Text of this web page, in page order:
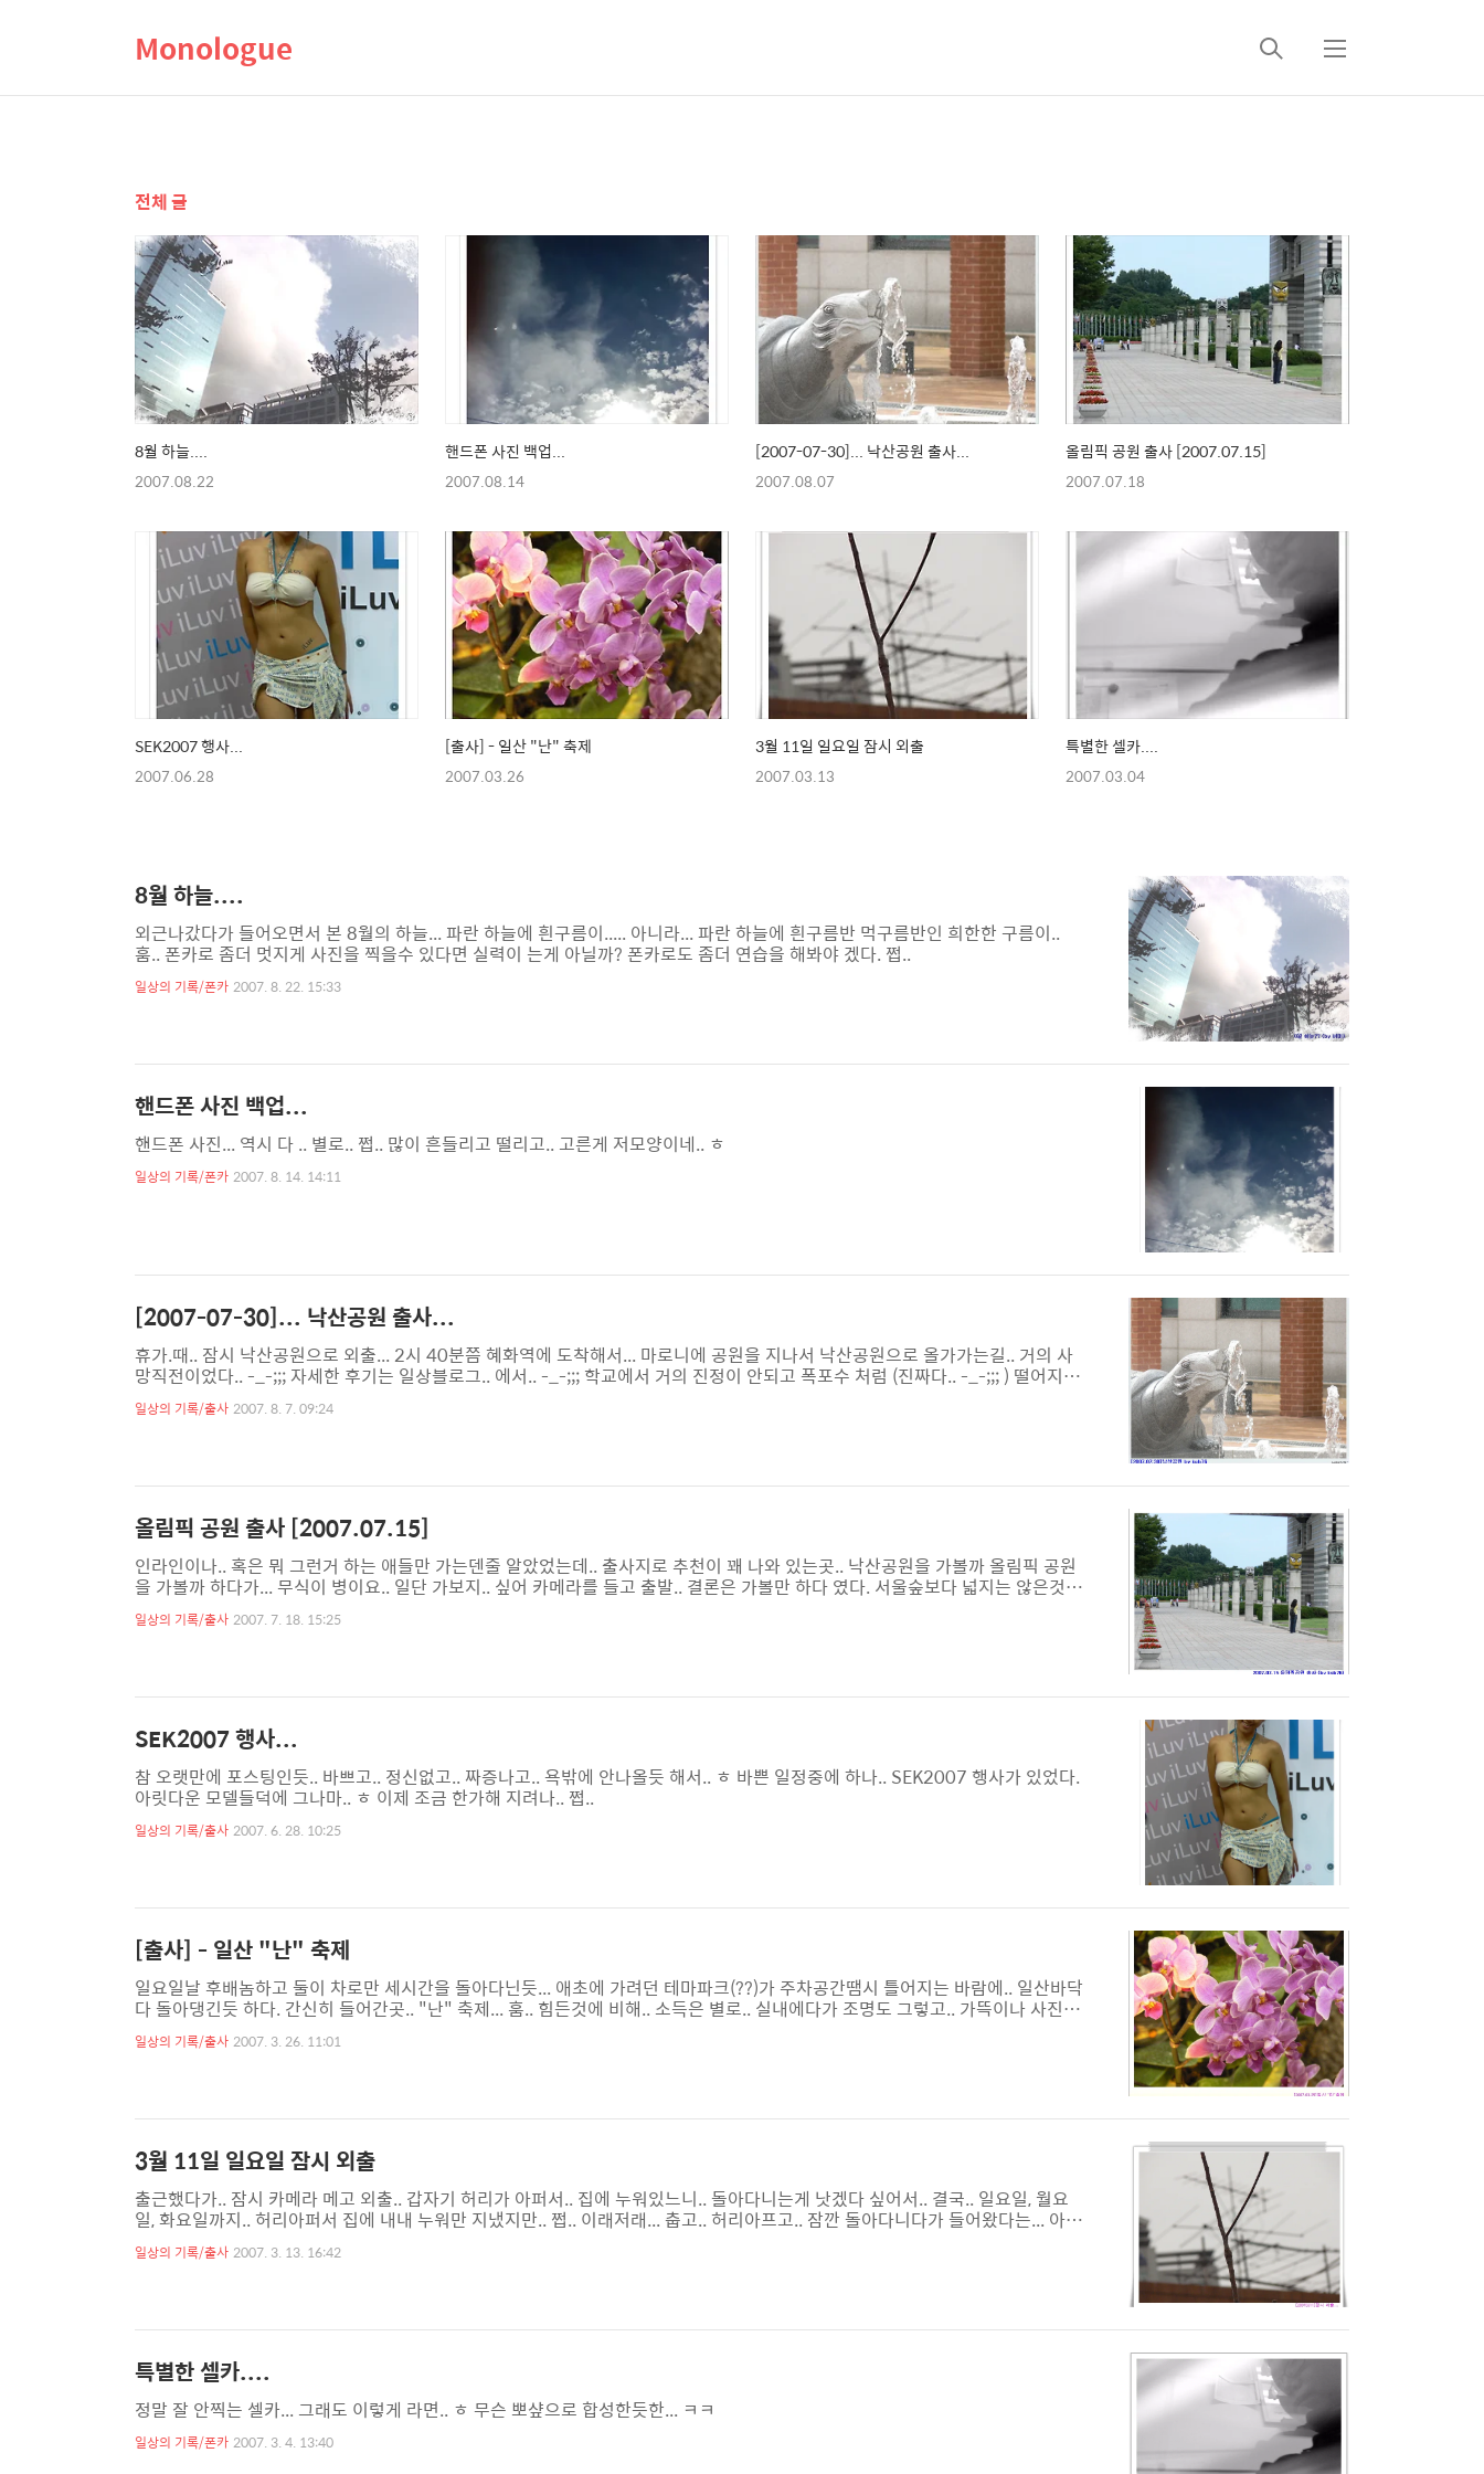
Monologue
검
메
전체 글
8월 하늘....
2007.08.22
핸드폰 사진 백업...
2007.08.14
[2007-07-30]... 낙산공원 출사...
2007.08.07
올림픽 공원 출사 [2007.07.15]
2007.07.18
SEK2007 행사...
2007.06.28
[출사] - 일산 "난" 축제
2007.03.26
3월 11일 일요일 잠시 외출
2007.03.13
특별한 셀카....
2007.03.04
8월 하늘....
외근나갔다가 들어오면서 본 8월의 하늘... 파란 하늘에 흰구름이..... 아니라... 파란 하늘에 흰구름반 먹구름반인 희한한 구름이..
훔.. 폰카로 좀더 멋지게 사진을 찍을수 있다면 실력이 는게 아닐까? 폰카로도 좀더 연습을 해봐야 겠다. 쩝..
일상의 기록/폰카 2007. 8. 22. 15:33
핸드폰 사진 백업...
핸드폰 사진... 역시 다 .. 별로.. 쩝.. 많이 흔들리고 떨리고.. 고른게 저모양이네.. ㅎ
일상의 기록/폰카 2007. 8. 14. 14:11
[2007-07-30]... 낙산공원 출사...
휴가.때.. 잠시 낙산공원으로 외출... 2시 40분쯤 혜화역에 도착해서... 마로니에 공원을 지나서 낙산공원으로 올가가는길.. 거의 사
망직전이었다.. -_-;;; 자세한 후기는 일상블로그.. 에서.. -_-;;; 학교에서 거의 진정이 안되고 폭포수 처럼 (진짜다.. -_-;;; ) 떨어지는
땀좀 식혀 보고자 후배들을 찾았건만.. 이놈들은 농구를.. 훔.. 쿨럭... 음료수 한캔씩 마시고 다시.. 집으로.. 정말 다시는 날더운날 이
짓 안한다. -_-;;;
일상의 기록/출사 2007. 8. 7. 09:24
올림픽 공원 출사 [2007.07.15]
인라인이나.. 혹은 뭐 그런거 하는 애들만 가는덴줄 알았었는데.. 출사지로 추천이 꽤 나와 있는곳.. 낙산공원을 가볼까 올림픽 공원
을 가볼까 하다가... 무식이 병이요.. 일단 가보지.. 싶어 카메라를 들고 출발.. 결론은 가볼만 하다 였다. 서울숲보다 넓지는 않은것
같지만... 꽤 넓어서 남4문으로 들어갔다가 한바퀴 도는데 중간쯤 가다가 포기할뻔 했다. 그냥 연인끼리 산책겸 놀러가기 좋은 곳이
라는 생각에.. 내가 두번 이상 가볼 곳은 못된다는 결론을 내렸다.... -_-;;;
일상의 기록/출사 2007. 7. 18. 15:25
SEK2007 행사...
참 오랫만에 포스팅인듯.. 바쁘고.. 정신없고.. 짜증나고.. 욕밖에 안나올듯 해서.. ㅎ 바쁜 일정중에 하나.. SEK2007 행사가 있었다.
아릿다운 모델들덕에 그나마.. ㅎ 이제 조금 한가해 지려나.. 쩝..
일상의 기록/출사 2007. 6. 28. 10:25
[출사] - 일산 "난" 축제
일요일날 후배놈하고 둘이 차로만 세시간을 돌아다닌듯... 애초에 가려던 테마파크(??)가 주차공간땜시 틀어지는 바람에.. 일산바닥
다 돌아댕긴듯 하다. 간신히 들어간곳.. "난" 축제... 훔.. 힘든것에 비해.. 소득은 별로.. 실내에다가 조명도 그렇고.. 가뜩이나 사진 못
찍는 나로서는.. 너무 어려운 하루였다. 이럴줄 알았으면 삼각대를 필히 지참했어야 하는데.. 접사도 그렇고.. 카메라 성능을 따지기
에는 실력이 너무 딸려서.. 쩝... 아쉬운 하루였다.
일상의 기록/출사 2007. 3. 26. 11:01
3월 11일 일요일 잠시 외출
출근했다가.. 잠시 카메라 메고 외출.. 갑자기 허리가 아퍼서.. 집에 누워있느니.. 돌아다니는게 낫겠다 싶어서.. 결국.. 일요일, 월요
일, 화요일까지.. 허리아퍼서 집에 내내 누워만 지냈지만.. 쩝.. 이래저래... 춥고.. 허리아프고.. 잠깐 돌아다니다가 들어왔다는... 아직
도 허리가 많이 아푸다.. ㅜㅡ
일상의 기록/출사 2007. 3. 13. 16:42
특별한 셀카....
정말 잘 안찍는 셀카... 그래도 이렇게 라면.. ㅎ 무슨 뽀샾으로 합성한듯한... ㅋㅋ
일상의 기록/폰카 2007. 3. 4. 13:40